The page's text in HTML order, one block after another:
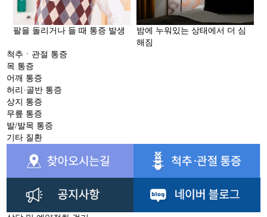
팔을 돌리거나 들 때 통증 발생
밤에 누워있는 상태에서 더 심
해짐
척추ㆍ관절 통증
목 통증
어깨 통증
허리·골반 통증
상지 통증
무릎 통증
발/발목 통증
기타 질환